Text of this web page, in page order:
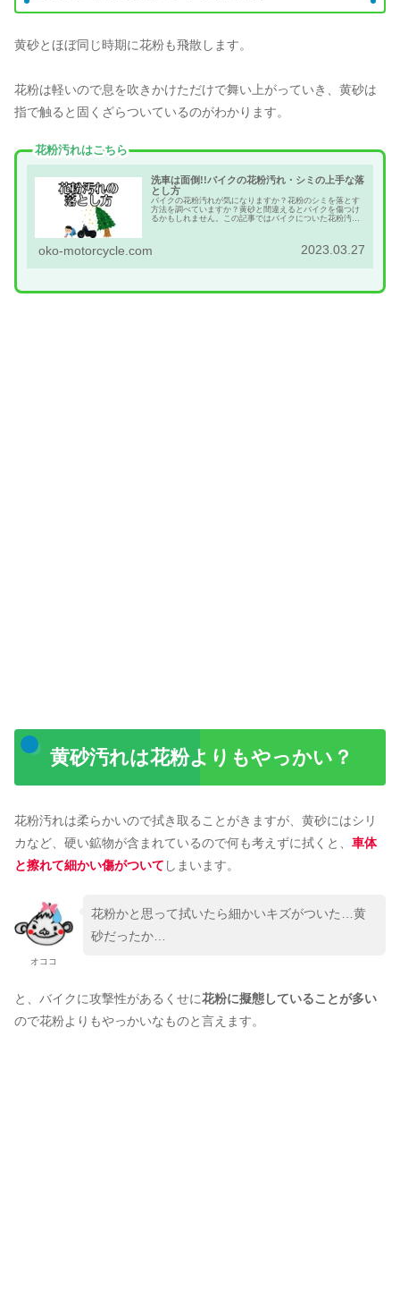
黄砂とほぼ同じ時期に花粉も飛散します。
花粉は軽いので息を吹きかけただけで舞い上がっていき、黄砂は
指で触ると固くざらついているのがわかります。
花粉汚れはこちら
洗車は面倒!!バイクの花粉汚れ・シミの上手な落
とし方
バイクの花粉汚れが気になりますか？花粉のシミを落とす
方法を調べていますか？黄砂と間違えるとバイクを傷つけ
るかもしれません。この記事ではバイクについた花粉汚れ
oko-motorcycle.com 2023.03.27
黄砂汚れは花粉よりもやっかい？
花粉汚れは柔らかいので拭き取ることがきますが、黄砂にはシリ
カなど、硬い鉱物が含まれているので何も考えずに拭くと、 車体
と擦れて細かい傷がついて しまいます。
オココ
花粉かと思って拭いたら細かいキズがついた…黄
砂だったか…
と、バイクに攻撃性があるくせに花粉に擬態していることが多い
ので花粉よりもやっかいなものと言えます。